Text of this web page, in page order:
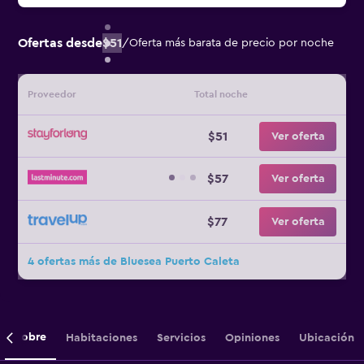
Ofertas desde$51/Oferta más barata de precio por noche
Proveedor Total noche
$51 Ver oferta
$57 Ver oferta
$77 Ver oferta
4 ofertas más de Bluesea Puerto Caleta
Sobre Habitaciones Servicios Opiniones Ubicación